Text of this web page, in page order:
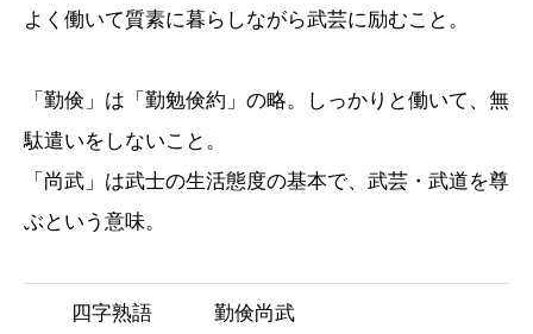
よく働いて質素に暮らしながら武芸に励むこと。
「勤倹」は「勤勉倹約」の略。しっかりと働いて、無
駄遣いをしないこと。
「尚武」は武士の生活態度の基本で、武芸・武道を尊
ぶという意味。
四字熟語 勤倹尚武